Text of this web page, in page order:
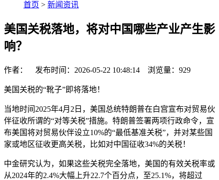
首页 > 新闻资讯
美国关税落地，将对中国哪些产业产生影
响？
作者： 发布时间：2026-05-22 10:48:14 浏览量： 929
美国关税的“靴子”即将落地！
当地时间2025年4月2日，美国总统特朗普在白宫宣布对贸易伙
伴征收所谓的“对等关税”措施。特朗普签署两项行政命令，宣
布美国将对贸易伙伴设立10%的“最低基准关税”，并对某些国
家或地区征收更高关税，比如对中国征收34%的关税！
中金研究认为，如果这些关税完全落地，美国的有效关税率或
从2024年的2.4%大幅上升22.7个百分点，至25.1%，将超过